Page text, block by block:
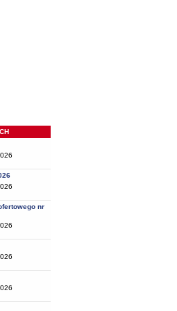
rozmiar czcionki
nr